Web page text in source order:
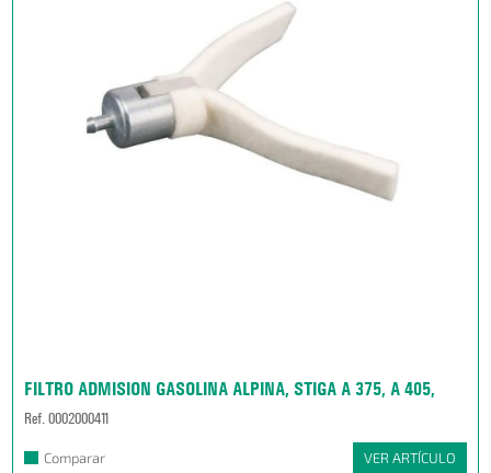
FILTRO ADMISION GASOLINA ALPINA, STIGA A 375, A 405,
Ref. 0002000411
Comparar VER ARTÍCULO